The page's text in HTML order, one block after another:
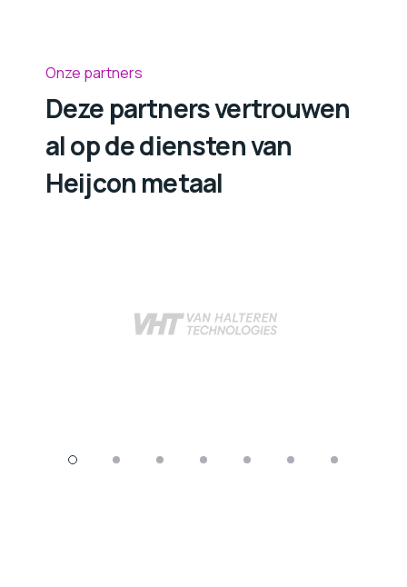
Onze partners
Deze partners vertrouwen
al op de diensten van
Heijcon metaal